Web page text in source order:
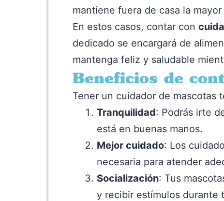
mantiene fuera de casa la
En estos casos, contar con
dedicado se encargará de
mantenga feliz y saludable
Beneficios de
Tener un cuidador de mascotas
Tranquilidad: Podrás irte
está en buenas manos.
Mejor cuidado: Los
necesaria para atender
Socialización: Tus
y recibir estímulos durante